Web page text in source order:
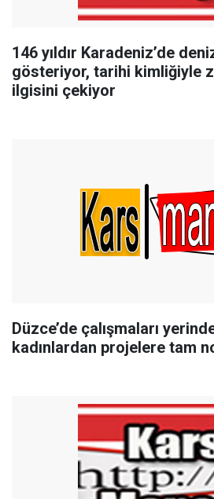
146 yıldır Karadeniz’de
gösteriyor, tarihi kimliğiyle
ilgisini çekiyor
Düzce’de çalışmaları
kadınlardan projelere tam